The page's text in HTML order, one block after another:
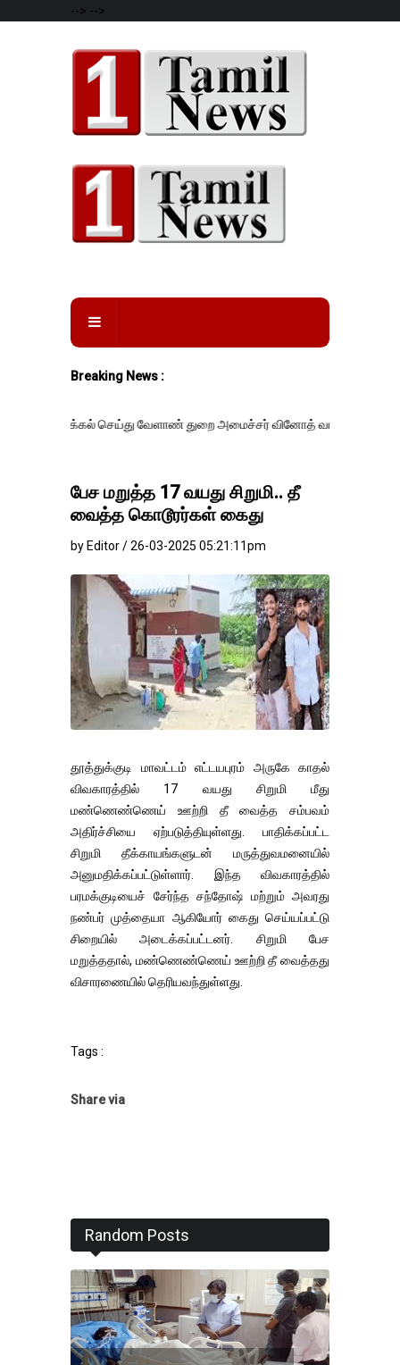
--> -->
Breaking News :
செய்து வேளாண் துறை அமைச்சர் வினோத் வாசித்து வருகிறார். �.
பேச மறுத்த 17 வயது சிறுமி.. தீ
வைத்த கொடூரர்கள் கைது
by Editor / 26-03-2025 05:21:11pm
தூத்துக்குடி மாவட்டம் எட்டயபுரம் அருகே காதல்
விவகாரத்தில் 17 வயது சிறுமி மீது
மண்ணெண்ணெய் ஊற்றி தீ வைத்த சம்பவம்
அதிர்ச்சியை ஏற்படுத்தியுள்ளது. பாதிக்கப்பட்ட
சிறுமி தீக்காயங்களுடன் மருத்துவமனையில்
அனுமதிக்கப்பட்டுள்ளார். இந்த விவகாரத்தில்
பரமக்குடியைச் சேர்ந்த சந்தோஷ் மற்றும் அவரது
நண்பர் முத்தையா ஆகியோர் கைது செய்யப்பட்டு
சிறையில் அடைக்கப்பட்டனர். சிறுமி பேச
மறுத்ததால், மண்ணெண்ணெய் ஊற்றி தீ வைத்தது
விசாரணையில் தெரியவந்துள்ளது.
Tags :
Share via
Random Posts